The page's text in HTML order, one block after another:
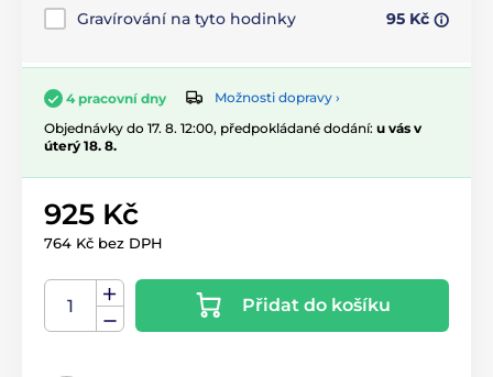
Gravírování na tyto hodinky 95 Kč
4 pracovní dny
Možnosti dopravy ›
Objednávky do 17. 8. 12:00, předpokládané dodání: u vás v
úterý 18. 8.
925 Kč
764 Kč bez DPH
Přidat do košíku